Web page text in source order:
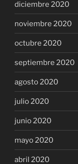
diciembre 2020
noviembre 2020
octubre 2020
septiembre 2020
agosto 2020
julio 2020
junio 2020
mayo 2020
abril 2020